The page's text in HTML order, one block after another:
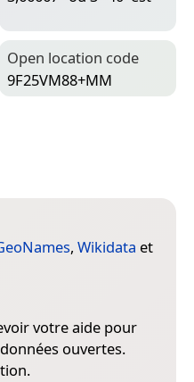
Open location code
9F25VM88+MM
, Wikidata et
votre aide pour
ouvertes.